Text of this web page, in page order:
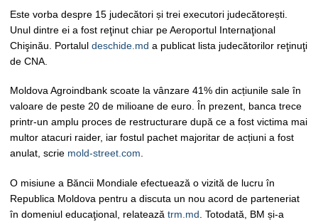
Este vorba despre 15 judecători și trei executori judecătorești.
Unul dintre ei a fost reţinut chiar pe Aeroportul Internaţional
Chişinău. Portalul deschide.md a publicat lista judecătorilor reţinuţi
de CNA.
Moldova Agroindbank scoate la vânzare 41% din acțiunile sale în
valoare de peste 20 de milioane de euro. În prezent, banca trece
printr-un amplu proces de restructurare după ce a fost victima mai
multor atacuri raider, iar fostul pachet majoritar de acțiuni a fost
anulat, scrie mold-street.com.
O misiune a Băncii Mondiale efectuează o vizită de lucru în
Republica Moldova pentru a discuta un nou acord de parteneriat
în domeniul educaţional, relatează trm.md . Totodată, BM și-a